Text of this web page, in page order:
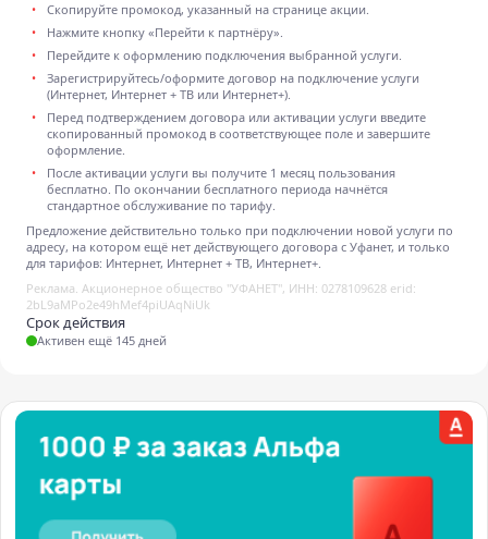
Скопируйте промокод, указанный на странице акции.
Нажмите кнопку «Перейти к партнёру».
Перейдите к оформлению подключения выбранной услуги.
Зарегистрируйтесь/оформите договор на подключение услуги
(Интернет, Интернет + ТВ или Интернет+).
Перед подтверждением договора или активации услуги введите
скопированный промокод в соответствующее поле и завершите
оформление.
После активации услуги вы получите 1 месяц пользования
бесплатно. По окончании бесплатного периода начнётся
стандартное обслуживание по тарифу.
Предложение действительно только при подключении новой услуги по
адресу, на котором ещё нет действующего договора с Уфанет, и только
для тарифов: Интернет, Интернет + ТВ, Интернет+.
Реклама. Акционерное общество "УФАНЕТ", ИНН: 0278109628 erid:
2bL9aMPo2e49hMef4piUAqNiUk
Срок действия
Активен ещё 145 дней